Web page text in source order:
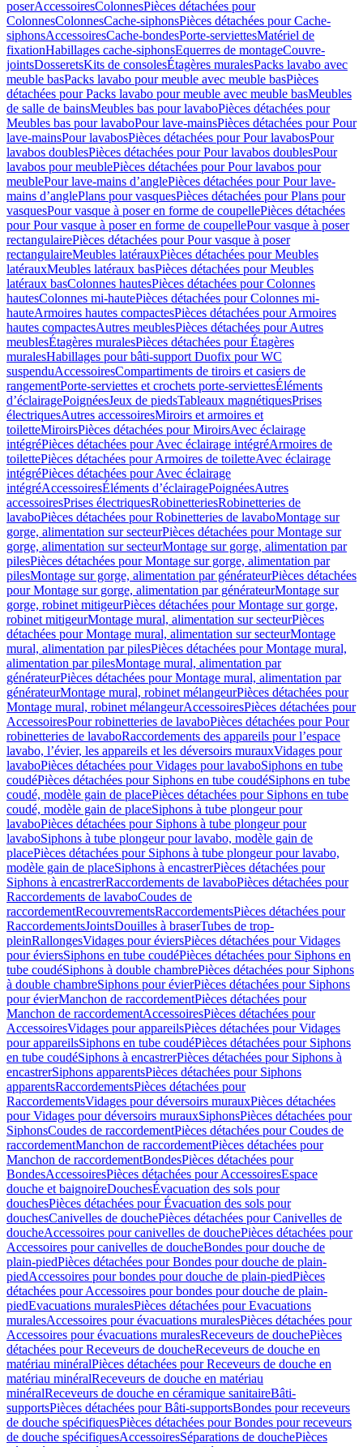
poserAccessoiresColonnesPièces détachées pour
ColonnesColonnesCache-siphonsPièces détachées pour Cache-
siphonsAccessoiresCache-bondesPorte-serviettesMatériel de
fixationHabillages cache-siphonsEquerres de montageCouvre-
jointsDosseretsKits de consolesÉtagères muralesPacks lavabo avec
meuble basPacks lavabo pour meuble avec meuble basPièces
détachées pour Packs lavabo pour meuble avec meuble basMeubles
de salle de bainsMeubles bas pour lavaboPièces détachées pour
Meubles bas pour lavaboPour lave-mainsPièces détachées pour Pour
lave-mainsPour lavabosPièces détachées pour Pour lavabosPour
lavabos doublesPièces détachées pour Pour lavabos doublesPour
lavabos pour meublePièces détachées pour Pour lavabos pour
meublePour lave-mains d’anglePièces détachées pour Pour lave-
mains d’anglePlans pour vasquesPièces détachées pour Plans pour
vasquesPour vasque à poser en forme de coupellePièces détachées
pour Pour vasque à poser en forme de coupellePour vasque à poser
rectangulairePièces détachées pour Pour vasque à poser
rectangulaireMeubles latérauxPièces détachées pour Meubles
latérauxMeubles latéraux basPièces détachées pour Meubles
latéraux basColonnes hautesPièces détachées pour Colonnes
hautesColonnes mi-hautePièces détachées pour Colonnes mi-
hauteArmoires hautes compactesPièces détachées pour Armoires
hautes compactesAutres meublesPièces détachées pour Autres
meublesÉtagères muralesPièces détachées pour Étagères
muralesHabillages pour bâti-support Duofix pour WC
suspenduAccessoiresCompartiments de tiroirs et casiers de
rangementPorte-serviettes et crochets porte-serviettesÉléments
d’éclairagePoignéesJeux de piedsTableaux magnétiquesPrises
électriquesAutres accessoiresMiroirs et armoires et
toiletteMiroirsPièces détachées pour MiroirsAvec éclairage
intégréPièces détachées pour Avec éclairage intégréArmoires de
toilettePièces détachées pour Armoires de toiletteAvec éclairage
intégréPièces détachées pour Avec éclairage
intégréAccessoiresÉléments d’éclairagePoignéesAutres
accessoiresPrises électriquesRobinetteriesRobinetteries de
lavaboPièces détachées pour Robinetteries de lavaboMontage sur
gorge, alimentation sur secteurPièces détachées pour Montage sur
gorge, alimentation sur secteurMontage sur gorge, alimentation par
pilesPièces détachées pour Montage sur gorge, alimentation par
pilesMontage sur gorge, alimentation par générateurPièces détachées
pour Montage sur gorge, alimentation par générateurMontage sur
gorge, robinet mitigeurPièces détachées pour Montage sur gorge,
robinet mitigeurMontage mural, alimentation sur secteurPièces
détachées pour Montage mural, alimentation sur secteurMontage
mural, alimentation par pilesPièces détachées pour Montage mural,
alimentation par pilesMontage mural, alimentation par
générateurPièces détachées pour Montage mural, alimentation par
générateurMontage mural, robinet mélangeurPièces détachées pour
Montage mural, robinet mélangeurAccessoiresPièces détachées pour
AccessoiresPour robinetteries de lavaboPièces détachées pour Pour
robinetteries de lavaboRaccordements des appareils pour l’espace
lavabo, l’évier, les appareils et les déversoirs murauxVidages pour
lavaboPièces détachées pour Vidages pour lavaboSiphons en tube
coudéPièces détachées pour Siphons en tube coudéSiphons en tube
coudé, modèle gain de placePièces détachées pour Siphons en tube
coudé, modèle gain de placeSiphons à tube plongeur pour
lavaboPièces détachées pour Siphons à tube plongeur pour
lavaboSiphons à tube plongeur pour lavabo, modèle gain de
placePièces détachées pour Siphons à tube plongeur pour lavabo,
modèle gain de placeSiphons à encastrerPièces détachées pour
Siphons à encastrerRaccordements de lavaboPièces détachées pour
Raccordements de lavaboCoudes de
raccordementRecouvrementsRaccordementsPièces détachées pour
RaccordementsJointsDouilles à braserTubes de trop-
pleinRallongesVidages pour éviersPièces détachées pour Vidages
pour éviersSiphons en tube coudéPièces détachées pour Siphons en
tube coudéSiphons à double chambrePièces détachées pour Siphons
à double chambreSiphons pour évierPièces détachées pour Siphons
pour évierManchon de raccordementPièces détachées pour
Manchon de raccordementAccessoiresPièces détachées pour
AccessoiresVidages pour appareilsPièces détachées pour Vidages
pour appareilsSiphons en tube coudéPièces détachées pour Siphons
en tube coudéSiphons à encastrerPièces détachées pour Siphons à
encastrerSiphons apparentsPièces détachées pour Siphons
apparentsRaccordementsPièces détachées pour
RaccordementsVidages pour déversoirs murauxPièces détachées
pour Vidages pour déversoirs murauxSiphonsPièces détachées pour
SiphonsCoudes de raccordementPièces détachées pour Coudes de
raccordementManchon de raccordementPièces détachées pour
Manchon de raccordementBondesPièces détachées pour
BondesAccessoiresPièces détachées pour AccessoiresEspace
douche et baignoireDouchesÉvacuation des sols pour
douchesPièces détachées pour Évacuation des sols pour
douchesCanivelles de douchePièces détachées pour Canivelles de
doucheAccessoires pour canivelles de douchePièces détachées pour
Accessoires pour canivelles de doucheBondes pour douche de
plain-piedPièces détachées pour Bondes pour douche de plain-
piedAccessoires pour bondes pour douche de plain-piedPièces
détachées pour Accessoires pour bondes pour douche de plain-
piedEvacuations muralesPièces détachées pour Evacuations
muralesAccessoires pour évacuations muralesPièces détachées pour
Accessoires pour évacuations muralesReceveurs de douchePièces
détachées pour Receveurs de doucheReceveurs de douche en
matériau minéralPièces détachées pour Receveurs de douche en
matériau minéralReceveurs de douche en matériau
minéralReceveurs de douche en céramique sanitaireBâti-
supportsPièces détachées pour Bâti-supportsBondes pour receveurs
de douche spécifiquesPièces détachées pour Bondes pour receveurs
de douche spécifiquesAccessoiresSéparations de douchePièces